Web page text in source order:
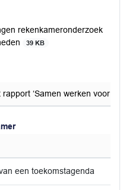
rekenkameronderzoek
39 KB
‘Samen werken voor
een toekomstagenda